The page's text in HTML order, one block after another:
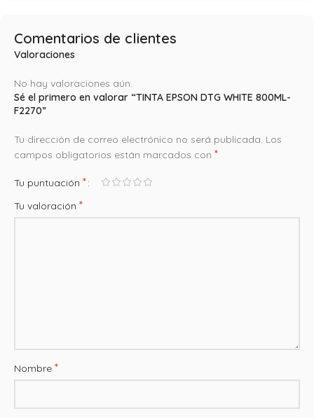
Comentarios de clientes
Valoraciones
No hay valoraciones aún.
Sé el primero en valorar “TINTA EPSON DTG WHITE 800ML-
F2270”
Tu dirección de correo electrónico no será publicada. Los
campos obligatorios están marcados con *
Tu puntuación *
Tu valoración *
Nombre *